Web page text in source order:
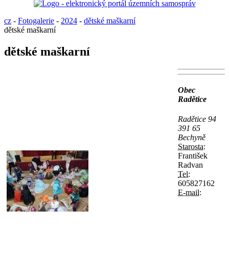
cz - Fotogalerie - 2024 - dětské maškarní
dětské maškarní
dětské maškarní
Obec
Radětice
Radětice 94
391 65
Bechyně
Starosta:
František
Radvan
Tel:
605827162
E-mail: